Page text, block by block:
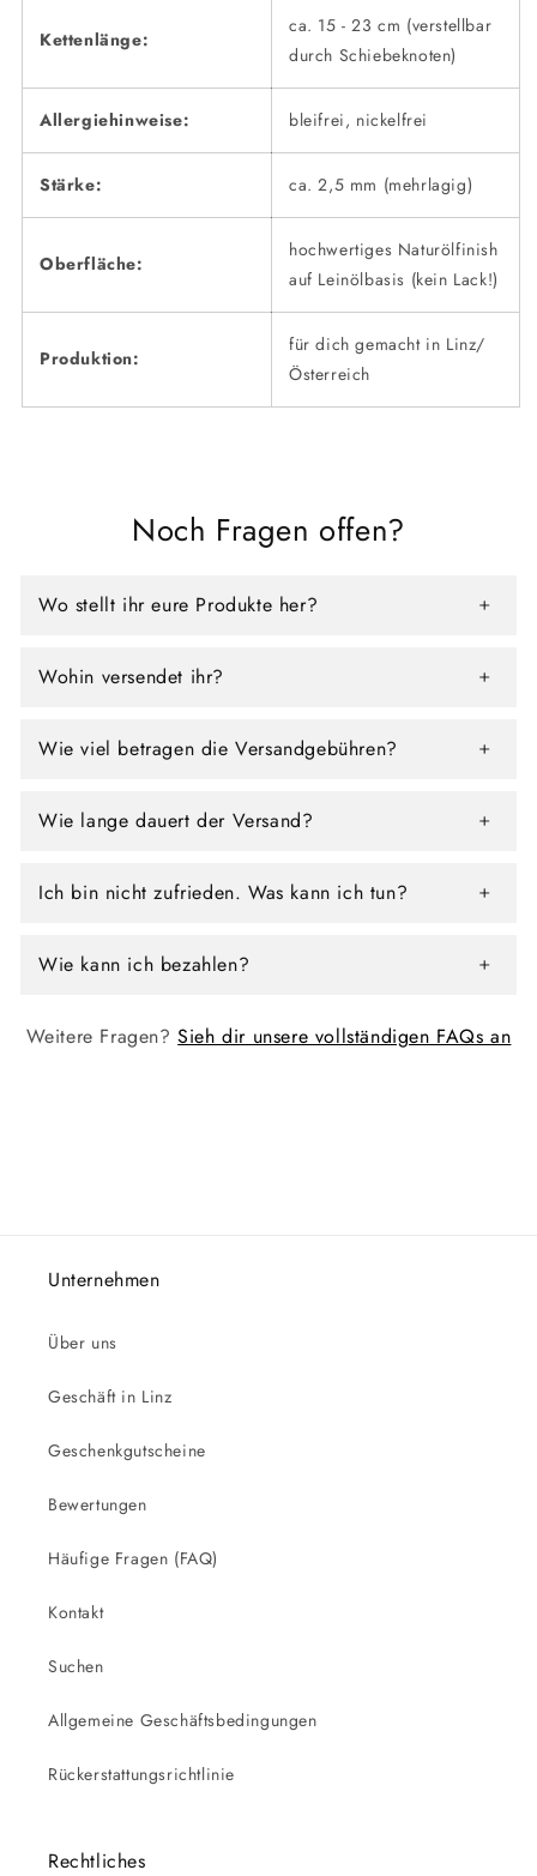
Kettenlänge:
ca. 15 - 23 cm (verstellbar
durch Schiebeknoten)
Allergiehinweise: bleifrei, nickelfrei
Stärke: ca. 2,5 mm (mehrlagig)
Oberfläche:
hochwertiges Naturölfinish
auf Leinölbasis (kein Lack!)
Produktion:
für dich gemacht in Linz/
Österreich
Noch Fragen offen?
Wo stellt ihr eure Produkte her?
Wohin versendet ihr?
Wie viel betragen die Versandgebühren?
Wie lange dauert der Versand?
Ich bin nicht zufrieden. Was kann ich tun?
Wie kann ich bezahlen?
Weitere Fragen?Sieh dir unsere vollständigen FAQs an
Unternehmen
Über uns
Geschäft in Linz
Geschenkgutscheine
Bewertungen
Häufige Fragen (FAQ)
Kontakt
Suchen
Allgemeine Geschäftsbedingungen
Rückerstattungsrichtlinie
Rechtliches